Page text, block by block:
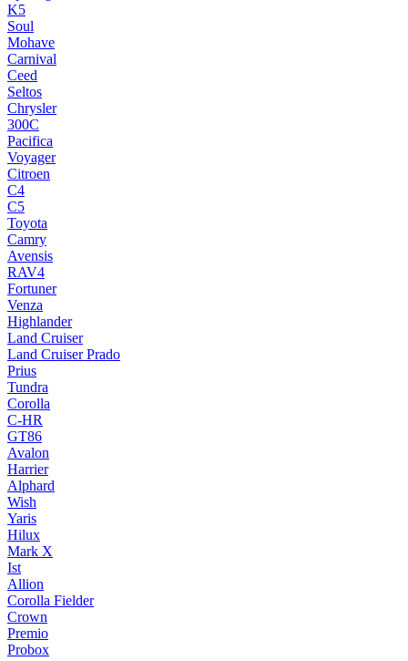
K5
Soul
Mohave
Carnival
Ceed
Seltos
Chrysler
300C
Pacifica
Voyager
Citroen
C4
C5
Toyota
Camry
Avensis
RAV4
Fortuner
Venza
Highlander
Land Cruiser
Land Cruiser Prado
Prius
Tundra
Corolla
C-HR
GT86
Avalon
Harrier
Alphard
Wish
Yaris
Hilux
Mark X
Ist
Allion
Corolla Fielder
Crown
Premio
Probox